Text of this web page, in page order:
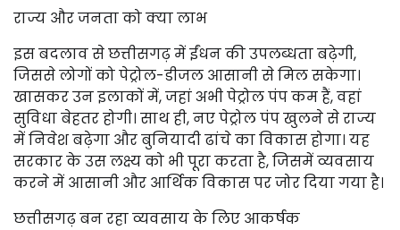
राज्य और जनता को क्या लाभ
इस बदलाव से छत्तीसगढ़ में ईंधन की उपलब्धता बढ़ेगी,
जिससे लोगों को पेट्रोल-डीजल आसानी से मिल सकेगा।
खासकर उन इलाकों में, जहां अभी पेट्रोल पंप कम हैं, वहां
सुविधा बेहतर होगी। साथ ही, नए पेट्रोल पंप खुलने से राज्य
में निवेश बढ़ेगा और बुनियादी ढांचे का विकास होगा। यह
सरकार के उस लक्ष्य को भी पूरा करता है, जिसमें व्यवसाय
करने में आसानी और आर्थिक विकास पर जोर दिया गया है।
छत्तीसगढ़ बन रहा व्यवसाय के लिए आकर्षक